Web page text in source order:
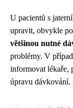
U pacientů s
upravit, obvykle
většinou nutné
problémy. V
informovat lékaře,
úpravu dávkování.